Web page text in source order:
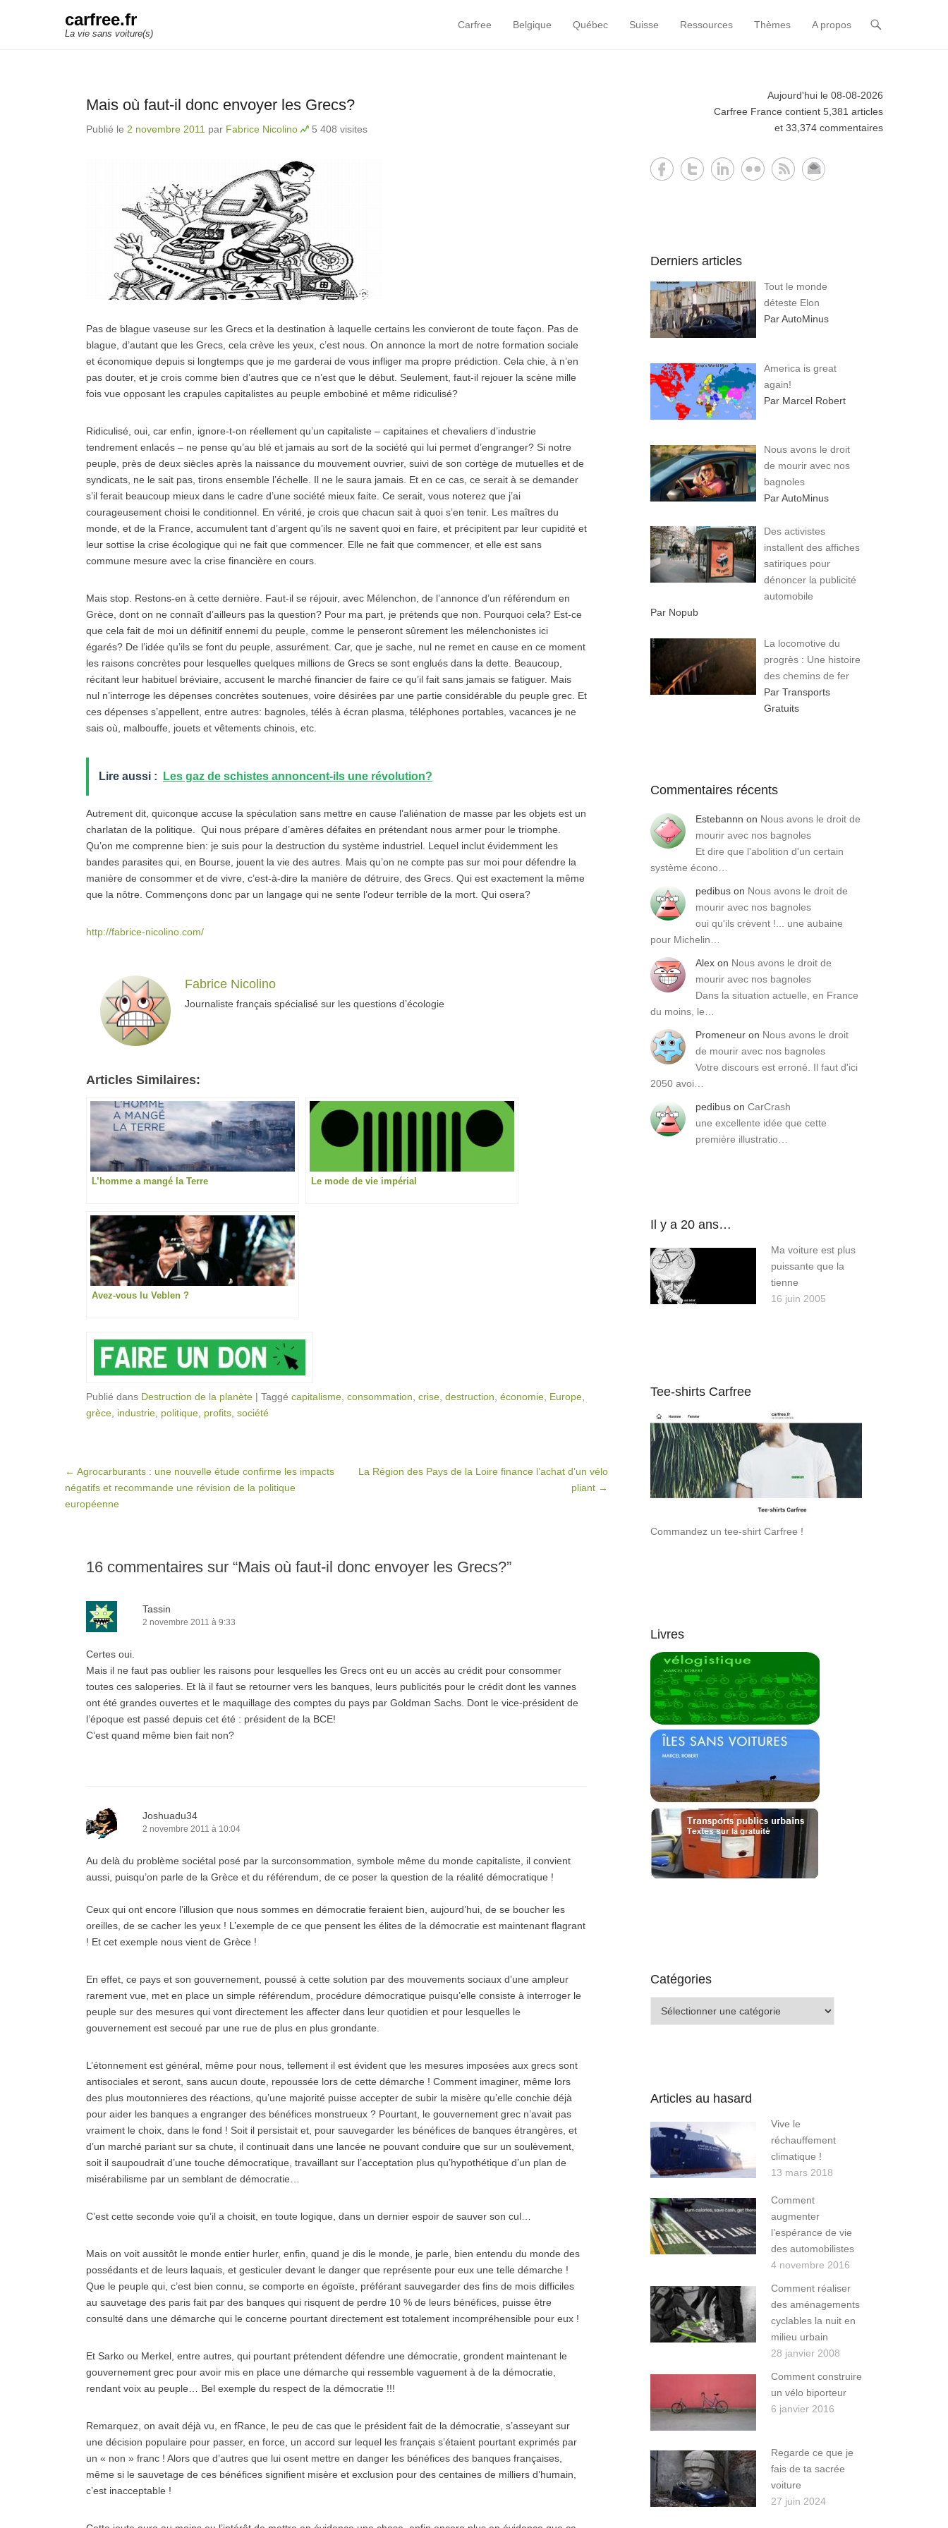
carfree.fr
La vie sans voiture(s)
Primary Menu
Skip to content
Carfree Belgique Québec Suisse Ressources Thèmes A propos
Mais où faut-il donc envoyer les Grecs?
Publié le 2 novembre 2011 par Fabrice Nicolino 5 408 visites
Pas de blague vaseuse sur les Grecs et la destination à laquelle certains les convieront de toute façon. Pas de
blague, d’autant que les Grecs, cela crève les yeux, c’est nous. On annonce la mort de notre formation sociale
et économique depuis si longtemps que je me garderai de vous infliger ma propre prédiction. Cela chie, à n’en
pas douter, et je crois comme bien d’autres que ce n’est que le début. Seulement, faut-il rejouer la scène mille
fois vue opposant les crapules capitalistes au peuple embobiné et même ridiculisé?
Ridiculisé, oui, car enfin, ignore-t-on réellement qu’un capitaliste – capitaines et chevaliers d’industrie
tendrement enlacés – ne pense qu’au blé et jamais au sort de la société qui lui permet d’engranger? Si notre
peuple, près de deux siècles après la naissance du mouvement ouvrier, suivi de son cortège de mutuelles et de
syndicats, ne le sait pas, tirons ensemble l’échelle. Il ne le saura jamais. Et en ce cas, ce serait à se demander
s’il ferait beaucoup mieux dans le cadre d’une société mieux faite. Ce serait, vous noterez que j’ai
courageusement choisi le conditionnel. En vérité, je crois que chacun sait à quoi s’en tenir. Les maîtres du
monde, et de la France, accumulent tant d’argent qu’ils ne savent quoi en faire, et précipitent par leur cupidité et
leur sottise la crise écologique qui ne fait que commencer. Elle ne fait que commencer, et elle est sans
commune mesure avec la crise financière en cours.
Mais stop. Restons-en à cette dernière. Faut-il se réjouir, avec Mélenchon, de l’annonce d’un référendum en
Grèce, dont on ne connaît d’ailleurs pas la question? Pour ma part, je prétends que non. Pourquoi cela? Est-ce
que cela fait de moi un définitif ennemi du peuple, comme le penseront sûrement les mélenchonistes ici
égarés? De l’idée qu’ils se font du peuple, assurément. Car, que je sache, nul ne remet en cause en ce moment
les raisons concrètes pour lesquelles quelques millions de Grecs se sont englués dans la dette. Beaucoup,
récitant leur habituel bréviaire, accusent le marché financier de faire ce qu’il fait sans jamais se fatiguer. Mais
nul n’interroge les dépenses concrètes soutenues, voire désirées par une partie considérable du peuple grec. Et
ces dépenses s’appellent, entre autres: bagnoles, télés à écran plasma, téléphones portables, vacances je ne
sais où, malbouffe, jouets et vêtements chinois, etc.
Lire aussi : Les gaz de schistes annoncent-ils une révolution?
Autrement dit, quiconque accuse la spéculation sans mettre en cause l’aliénation de masse par les objets est un
charlatan de la politique. Qui nous prépare d’amères défaites en prétendant nous armer pour le triomphe.
Qu’on me comprenne bien: je suis pour la destruction du système industriel. Lequel inclut évidemment les
bandes parasites qui, en Bourse, jouent la vie des autres. Mais qu’on ne compte pas sur moi pour défendre la
manière de consommer et de vivre, c’est-à-dire la manière de détruire, des Grecs. Qui est exactement la même
que la nôtre. Commençons donc par un langage qui ne sente l’odeur terrible de la mort. Qui osera?
http://fabrice-nicolino.com/
Fabrice Nicolino
Journaliste français spécialisé sur les questions d’écologie
Articles Similaires:
L’homme a mangé la Terre Le mode de vie impérial
Avez-vous lu Veblen ?
Publié dans Destruction de la planète | Taggé capitalisme consommation crise destruction économie Europe
grèce industrie politique profits société
Post navigation
← Agrocarburants : une nouvelle étude confirme les impacts
négatifs et recommande une révision de la politique
européenne
La Région des Pays de la Loire finance l’achat d’un vélo
pliant →
16 commentaires sur “Mais où faut-il donc envoyer les Grecs?”
Tassin
2 novembre 2011 à 9:33
Certes oui.
Mais il ne faut pas oublier les raisons pour lesquelles les Grecs ont eu un accès au crédit pour consommer
toutes ces saloperies. Et là il faut se retourner vers les banques, leurs publicités pour le crédit dont les vannes
ont été grandes ouvertes et le maquillage des comptes du pays par Goldman Sachs. Dont le vice-président de
l’époque est passé depuis cet été : président de la BCE!
C’est quand même bien fait non?
Joshuadu34
2 novembre 2011 à 10:04
Au delà du problème sociétal posé par la surconsommation, symbole même du monde capitaliste, il convient
aussi, puisqu’on parle de la Grèce et du référendum, de ce poser la question de la réalité démocratique !
Ceux qui ont encore l’illusion que nous sommes en démocratie feraient bien, aujourd’hui, de se boucher les
oreilles, de se cacher les yeux ! L’exemple de ce que pensent les élites de la démocratie est maintenant flagrant
! Et cet exemple nous vient de Grèce !
En effet, ce pays et son gouvernement, poussé à cette solution par des mouvements sociaux d’une ampleur
rarement vue, met en place un simple référendum, procédure démocratique puisqu’elle consiste à interroger le
peuple sur des mesures qui vont directement les affecter dans leur quotidien et pour lesquelles le
gouvernement est secoué par une rue de plus en plus grondante.
L’étonnement est général, même pour nous, tellement il est évident que les mesures imposées aux grecs sont
antisociales et seront, sans aucun doute, repoussée lors de cette démarche ! Comment imaginer, même lors
des plus moutonnieres des réactions, qu’une majorité puisse accepter de subir la misère qu’elle conchie déjà
pour aider les banques a engranger des bénéfices monstrueux ? Pourtant, le gouvernement grec n’avait pas
vraiment le choix, dans le fond ! Soit il persistait et, pour sauvegarder les bénéfices de banques étrangères, et
d’un marché pariant sur sa chute, il continuait dans une lancée ne pouvant conduire que sur un soulèvement,
soit il saupoudrait d’une touche démocratique, travaillant sur l’acceptation plus qu’hypothétique d’un plan de
misérabilisme par un semblant de démocratie…
C’est cette seconde voie qu’il a choisit, en toute logique, dans un dernier espoir de sauver son cul…
Mais on voit aussitôt le monde entier hurler, enfin, quand je dis le monde, je parle, bien entendu du monde des
possédants et de leurs laquais, et gesticuler devant le danger que représente pour eux une telle démarche !
Que le peuple qui, c’est bien connu, se comporte en égoïste, préférant sauvegarder des fins de mois difficiles
au sauvetage des paris fait par des banques qui risquent de perdre 10 % de leurs bénéfices, puisse être
consulté dans une démarche qui le concerne pourtant directement est totalement incompréhensible pour eux !
Et Sarko ou Merkel, entre autres, qui pourtant prétendent défendre une démocratie, grondent maintenant le
gouvernement grec pour avoir mis en place une démarche qui ressemble vaguement à de la démocratie,
rendant voix au peuple… Bel exemple du respect de la démocratie !!!
Remarquez, on avait déjà vu, en fRance, le peu de cas que le président fait de la démocratie, s’asseyant sur
une décision populaire pour passer, en force, un accord sur lequel les français s’étaient pourtant exprimés par
un « non » franc ! Alors que d’autres que lui osent mettre en danger les bénéfices des banques françaises,
même si le sauvetage de ces bénéfices signifient misère et exclusion pour des centaines de milliers d’humain,
c’est inacceptable !
Aujourd'hui le 08-08-2026
Carfree France contient 5,381 articles
et 33,374 commentaires
Derniers articles
Tout le monde
déteste Elon
Par AutoMinus
America is great
again!
Par Marcel Robert
Nous avons le droit
de mourir avec nos
bagnoles
Par AutoMinus
Des activistes
installent des affiches
satiriques pour
dénoncer la publicité
automobile
Par Nopub
La locomotive du
progrès : Une histoire
des chemins de fer
Par Transports
Gratuits
Commentaires récents
Estebannn on Nous avons le droit de
mourir avec nos bagnoles
Et dire que l'abolition d'un certain
système écono…
pedibus on Nous avons le droit de
mourir avec nos bagnoles
oui qu'ils crèvent !... une aubaine
pour Michelin…
Alex on Nous avons le droit de
mourir avec nos bagnoles
Dans la situation actuelle, en France
du moins, le…
Promeneur on Nous avons le droit
de mourir avec nos bagnoles
Votre discours est erroné. Il faut d'ici
2050 avoi…
pedibus on CarCrash
une excellente idée que cette
première illustratio…
Il y a 20 ans…
Ma voiture est plus
puissante que la
tienne
16 juin 2005
Tee-shirts Carfree
Commandez un tee-shirt Carfree !
Livres
Catégories
Articles au hasard
Vive le
réchauffement
climatique !
13 mars 2018
Comment
augmenter
l’espérance de vie
des automobilistes
4 novembre 2016
Comment réaliser
des aménagements
cyclables la nuit en
milieu urbain
28 janvier 2008
Comment construire
un vélo biporteur
6 janvier 2016
Regarde ce que je
fais de ta sacrée
voiture
27 juin 2024